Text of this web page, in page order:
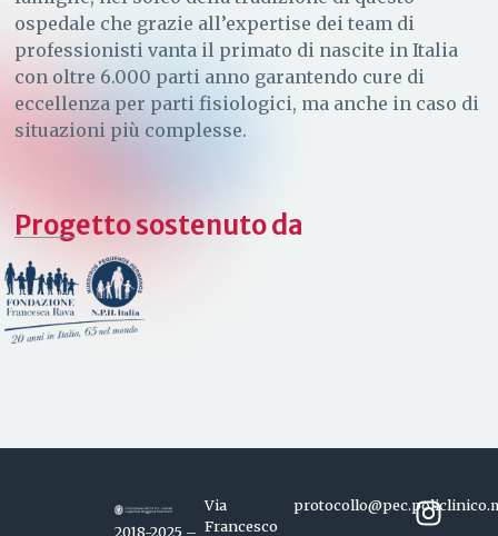
ospedale che grazie all’expertise dei team di
professionisti vanta il primato di nascite in Italia
con oltre 6.000 parti anno garantendo cure di
eccellenza per parti fisiologici, ma anche in caso di
situazioni più complesse.
Progetto sostenuto da
2018-2025 –
Via
Francesco